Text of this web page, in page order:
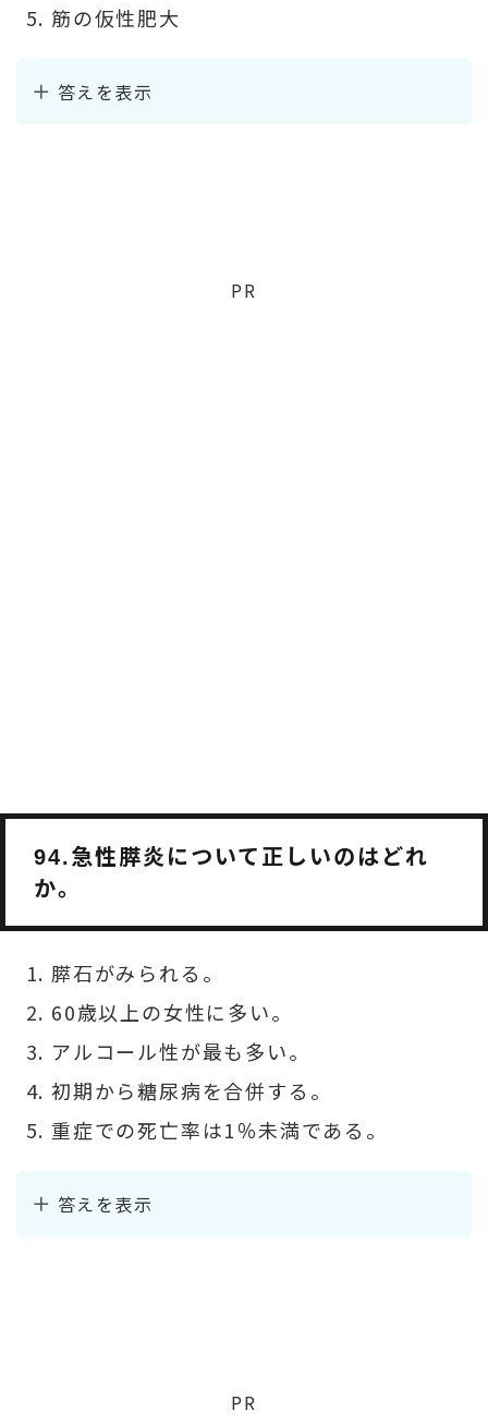
筋の仮性肥大
答えを表示
PR
94.急性膵炎について正しいのはどれ
か。
膵石がみられる。
60歳以上の女性に多い。
アルコール性が最も多い。
初期から糖尿病を合併する。
重症での死亡率は1％未満である。
答えを表示
PR